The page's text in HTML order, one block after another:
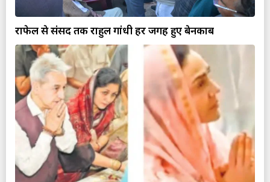
राफेल से संसद तक राहुल गांधी हर जगह हुए बेनकाब